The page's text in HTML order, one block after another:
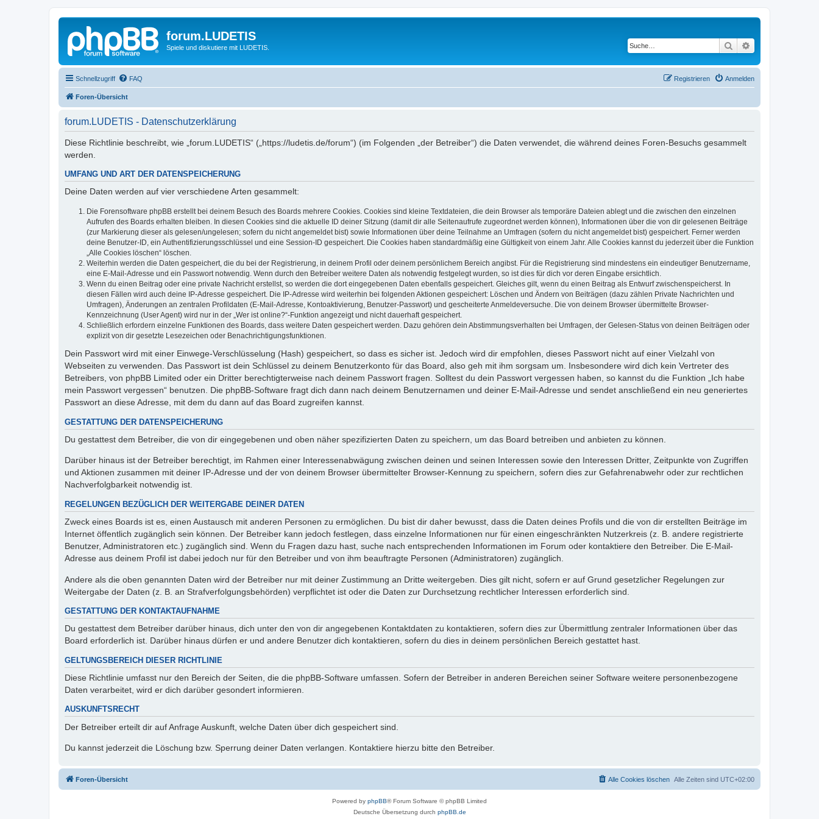
forum.LUDETIS
Spiele und diskutiere mit LUDETIS. Suche
Schnellzugriff FAQ Anmelden
Registrieren
Foren-Übersicht
forum.LUDETIS - Datenschutzerklärung
Diese Richtlinie beschreibt, wie „forum.LUDETIS“ („https://ludetis.de/forum“) (im Folgenden „der Betreiber“) die Daten verwendet, die während deines Foren-Besuchs gesammelt
werden.
UMFANG UND ART DER DATENSPEICHERUNG
Deine Daten werden auf vier verschiedene Arten gesammelt:
Die Forensoftware phpBB erstellt bei deinem Besuch des Boards mehrere Cookies. Cookies sind kleine Textdateien, die dein Browser als temporäre Dateien ablegt und die zwischen den einzelnen
Aufrufen des Boards erhalten bleiben. In diesen Cookies sind die aktuelle ID deiner Sitzung (damit dir alle Seitenaufrufe zugeordnet werden können), Informationen über die von dir gelesenen Beiträge
(zur Markierung dieser als gelesen/ungelesen; sofern du nicht angemeldet bist) sowie Informationen über deine Teilnahme an Umfragen (sofern du nicht angemeldet bist) gespeichert. Ferner werden
deine Benutzer-ID, ein Authentifizierungsschlüssel und eine Session-ID gespeichert. Die Cookies haben standardmäßig eine Gültigkeit von einem Jahr. Alle Cookies kannst du jederzeit über die Funktion
„Alle Cookies löschen“ löschen.
Weiterhin werden die Daten gespeichert, die du bei der Registrierung, in deinem Profil oder deinem persönlichem Bereich angibst. Für die Registrierung sind mindestens ein eindeutiger Benutzername,
eine E-Mail-Adresse und ein Passwort notwendig. Wenn durch den Betreiber weitere Daten als notwendig festgelegt wurden, so ist dies für dich vor deren Eingabe ersichtlich.
Wenn du einen Beitrag oder eine private Nachricht erstellst, so werden die dort eingegebenen Daten ebenfalls gespeichert. Gleiches gilt, wenn du einen Beitrag als Entwurf zwischenspeicherst. In
diesen Fällen wird auch deine IP-Adresse gespeichert. Die IP-Adresse wird weiterhin bei folgenden Aktionen gespeichert: Löschen und Ändern von Beiträgen (dazu zählen Private Nachrichten und
Umfragen), Änderungen an zentralen Profildaten (E-Mail-Adresse, Kontoaktivierung, Benutzer-Passwort) und gescheiterte Anmeldeversuche. Die von deinem Browser übermittelte Browser-
Kennzeichnung (User Agent) wird nur in der „Wer ist online?“-Funktion angezeigt und nicht dauerhaft gespeichert.
Schließlich erfordern einzelne Funktionen des Boards, dass weitere Daten gespeichert werden. Dazu gehören dein Abstimmungsverhalten bei Umfragen, der Gelesen-Status von deinen Beiträgen oder
explizit von dir gesetzte Lesezeichen oder Benachrichtigungsfunktionen.
Dein Passwort wird mit einer Einwege-Verschlüsselung (Hash) gespeichert, so dass es sicher ist. Jedoch wird dir empfohlen, dieses Passwort nicht auf einer Vielzahl von
Webseiten zu verwenden. Das Passwort ist dein Schlüssel zu deinem Benutzerkonto für das Board, also geh mit ihm sorgsam um. Insbesondere wird dich kein Vertreter des
Betreibers, von phpBB Limited oder ein Dritter berechtigterweise nach deinem Passwort fragen. Solltest du dein Passwort vergessen haben, so kannst du die Funktion „Ich habe
mein Passwort vergessen“ benutzen. Die phpBB-Software fragt dich dann nach deinem Benutzernamen und deiner E-Mail-Adresse und sendet anschließend ein neu generiertes
Passwort an diese Adresse, mit dem du dann auf das Board zugreifen kannst.
GESTATTUNG DER DATENSPEICHERUNG
Du gestattest dem Betreiber, die von dir eingegebenen und oben näher spezifizierten Daten zu speichern, um das Board betreiben und anbieten zu können.
Darüber hinaus ist der Betreiber berechtigt, im Rahmen einer Interessenabwägung zwischen deinen und seinen Interessen sowie den Interessen Dritter, Zeitpunkte von Zugriffen
und Aktionen zusammen mit deiner IP-Adresse und der von deinem Browser übermittelter Browser-Kennung zu speichern, sofern dies zur Gefahrenabwehr oder zur rechtlichen
Nachverfolgbarkeit notwendig ist.
REGELUNGEN BEZÜGLICH DER WEITERGABE DEINER DATEN
Zweck eines Boards ist es, einen Austausch mit anderen Personen zu ermöglichen. Du bist dir daher bewusst, dass die Daten deines Profils und die von dir erstellten Beiträge im
Internet öffentlich zugänglich sein können. Der Betreiber kann jedoch festlegen, dass einzelne Informationen nur für einen eingeschränkten Nutzerkreis (z. B. andere registrierte
Benutzer, Administratoren etc.) zugänglich sind. Wenn du Fragen dazu hast, suche nach entsprechenden Informationen im Forum oder kontaktiere den Betreiber. Die E-Mail-
Adresse aus deinem Profil ist dabei jedoch nur für den Betreiber und von ihm beauftragte Personen (Administratoren) zugänglich.
Andere als die oben genannten Daten wird der Betreiber nur mit deiner Zustimmung an Dritte weitergeben. Dies gilt nicht, sofern er auf Grund gesetzlicher Regelungen zur
Weitergabe der Daten (z. B. an Strafverfolgungsbehörden) verpflichtet ist oder die Daten zur Durchsetzung rechtlicher Interessen erforderlich sind.
GESTATTUNG DER KONTAKTAUFNAHME
Du gestattest dem Betreiber darüber hinaus, dich unter den von dir angegebenen Kontaktdaten zu kontaktieren, sofern dies zur Übermittlung zentraler Informationen über das
Board erforderlich ist. Darüber hinaus dürfen er und andere Benutzer dich kontaktieren, sofern du dies in deinem persönlichen Bereich gestattet hast.
GELTUNGSBEREICH DIESER RICHTLINIE
Diese Richtlinie umfasst nur den Bereich der Seiten, die die phpBB-Software umfassen. Sofern der Betreiber in anderen Bereichen seiner Software weitere personenbezogene
Daten verarbeitet, wird er dich darüber gesondert informieren.
AUSKUNFTSRECHT
Der Betreiber erteilt dir auf Anfrage Auskunft, welche Daten über dich gespeichert sind.
Du kannst jederzeit die Löschung bzw. Sperrung deiner Daten verlangen. Kontaktiere hierzu bitte den Betreiber.
Foren-Übersicht Alle Zeiten sind UTC+02:00
Alle Cookies löschen
Powered by phpBB® Forum Software © phpBB Limited
Deutsche Übersetzung durch phpBB.de